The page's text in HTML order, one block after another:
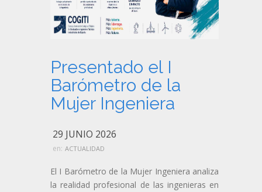
Presentado el I
Barómetro de la
Mujer Ingeniera
29 JUNIO 2026
en: ACTUALIDAD
El I Barómetro de la Mujer Ingeniera analiza
la realidad profesional de las ingenieras en